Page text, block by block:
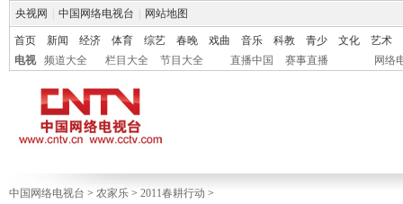
央视网 中国网络电视台 网站地图
首页 新闻 经济 体育 综艺 春晚 戏曲 音乐 科教 青少 文化
艺术
电视
频道大全 栏目大全 节目大全 直播中国 赛事直播 网络
中国网络电视台 > 农家乐 > 2011春耕行动 >